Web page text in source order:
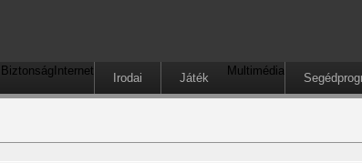
Biztonság Internet
Irodai Játék
Multimédia